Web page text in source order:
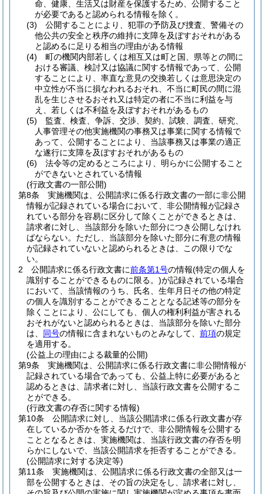
命、健康、生活又は財産を保護するため、公開すること
が必要であると認められる情報を除く。
(3)
公開することにより、犯罪の予防及び捜査、警備その
他公共の安全と秩序の維持に支障を及ぼすおそれがある
と認めるに足りる相当の理由がある情報
(4)
町の機関内部若しくは相互又は町と国、県等との間に
おける審議、検討又は協議に関する情報であって、公開
することにより、率直な意見の交換若しくは意思決定の
中立性が不当に損なわれるおそれ、不当に町民の間に混
乱を生じさせるおそれ又は特定の者に不当に利益を与
え、若しくは不利益を及ぼすおそれがあるもの
(5)
監査、検査、争訴、交渉、契約、試験、調査、研究、
人事管理その他実施機関の事務又は事業に関する情報で
あって、公開することにより、当該事務又は事業の適正
な遂行に支障を及ぼすおそれがあるもの
(6)
法令等の定めるところにより、明らかに公開すること
ができないとされている情報
(行政文書の一部公開)
第8条
実施機関は、公開請求に係る行政文書の一部に非公開
情報が記録されている場合において、非公開情報が記録さ
れている部分を容易に区分して除くことができるときは、
請求者に対し、当該部分を除いた部分につき公開しなけれ
ばならない。 ただし、当該部分を除いた部分に有意の情報
が記録されていないと認められるときは、この限りでな
い。
2
公開請求に係る行政文書に前条第1号の情報(特定の個人を
識別することができるものに限る。)が記録されている場合
において、当該情報のうち、氏名、生年月日その他の特定
の個人を識別することができることとなる記述等の部分を
除くことにより、公にしても、個人の権利利益が害される
おそれがないと認められるときは、当該部分を除いた部分
は、 同号の情報に含まれないものとみなして、 前項の規定
を適用する。
(公益上の理由による裁量的公開)
第9条
実施機関は、公開請求に係る行政文書に非公開情報が
記録されている場合であっても、公益上特に必要があると
認めるときは、請求者に対し、当該行政文書を公開するこ
とができる。
(行政文書の存否に関する情報)
第10条
公開請求に対し、当該公開請求に係る行政文書が存
在しているか否かを答えるだけで、非公開情報を公開する
こととなるときは、実施機関は、当該行政文書の存否を明
らかにしないで、当該公開請求を拒否することができる。
(公開請求に対する決定等)
第11条
実施機関は、公開請求に係る行政文書の全部又は一
部を公開するときは、その旨の決定をし、請求者に対し、